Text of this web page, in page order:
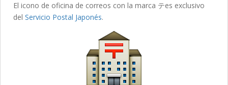
El icono de oficina de correos con la marca テes exclusivo
del Servicio Postal Japonés.